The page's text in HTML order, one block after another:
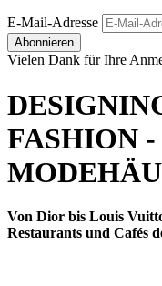
E-Mail-Adresse
Abonnieren
Vielen Dank für Ihre
FASHION
Von Dior bis Louis
Restaurants und Cafés